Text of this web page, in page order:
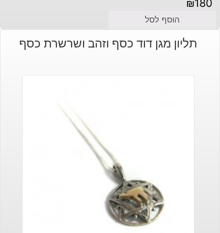
₪180
הוסף לסל
תליון מגן דוד כסף וזהב ושרשרת כסף